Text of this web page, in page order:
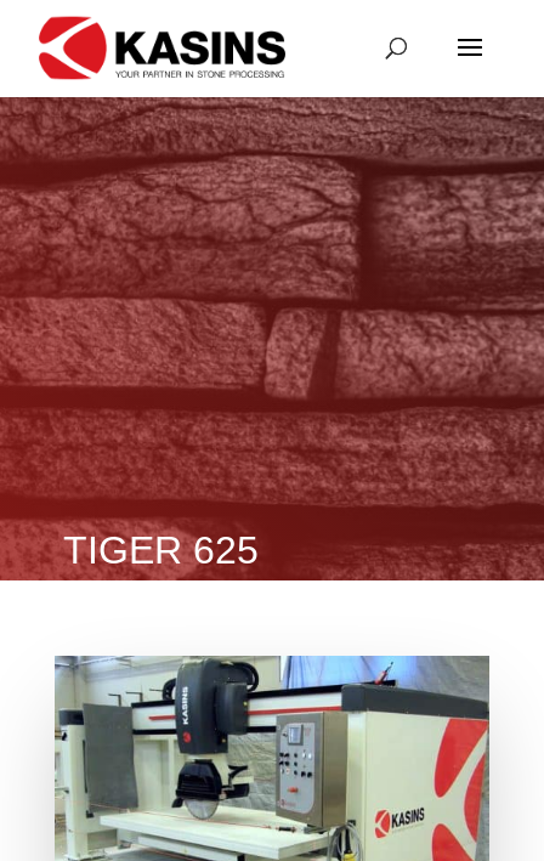
TIGER 625